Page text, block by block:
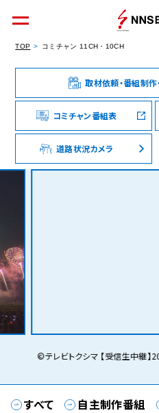
個人のお客様
法人のお客様
TOP コミチャン 11CH・10CH
取材依頼・番組制
コミチャン番組表
道路状況カメラ
©テレビトクシマ 【受信生中継】
すべて 自主制作番組